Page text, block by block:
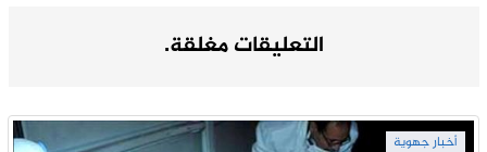
التعليقات مغلقة.
أخبار جهوية